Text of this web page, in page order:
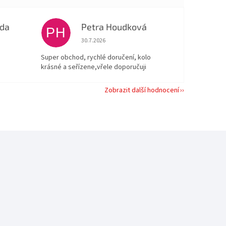
z 5 hvězdiček.PH Petra Houdková
Hodnocení obchodu je 5 z 5 hvězdiček.
30.7.2026
Super obchod, rychlé doručení, kolo
krásné a seřízene,vřele doporučuji
Zobrazit další hodnocení